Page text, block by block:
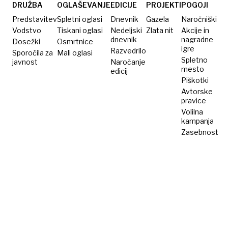
plačala
odvetnike
DRUŽBA
Predstavitev
Vodstvo
Dosežki
Sporočila za
javnost
OGLAŠEVANJE
Spletni oglasi
Tiskani oglasi
Osmrtnice
Mali oglasi
EDICIJE
Dnevnik
Nedeljski
dnevnik
Razvedrilo
Naročanje
edicij
PROJEKTI
Gazela
Zlata nit
POGOJI
Naročniški
Akcije in
nagradne
igre
Spletno
mesto
Piškotki
Avtorske
pravice
Volilna
kampanja
Zasebnost